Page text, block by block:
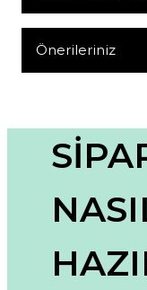
Önerileriniz
Görüş ve önerileriniz
Ürün resmi
Ürün
Ürün fiyatı diğer
Bu ürüne benzer